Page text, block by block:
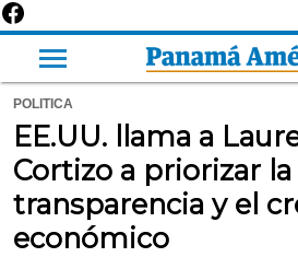
POLITICA
EE.UU. llama a
Cortizo a priorizar la
transparencia y el
económico